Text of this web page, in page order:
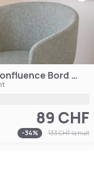
Novotel Lyon Centre Confluence Bord de Saone
89 CHF
-34% 133 CHFla nuit